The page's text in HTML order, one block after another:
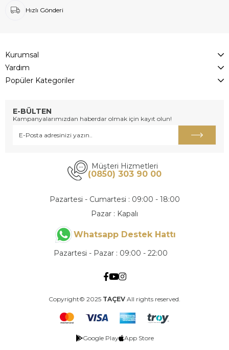
Hızlı Gönderi
Kurumsal
Yardım
Popüler Kategoriler
E-BÜLTEN
Kampanyalarımızdan haberdar olmak için kayıt olun!
Müşteri Hizmetleri
(0850) 303 90 00
Pazartesi - Cumartesi : 09:00 - 18:00
Pazar : Kapalı
Whatsapp Destek Hattı
Pazartesi - Pazar : 09:00 - 22:00
Copyright© 2025 TAÇEV All rights reserved.
Google Play App Store